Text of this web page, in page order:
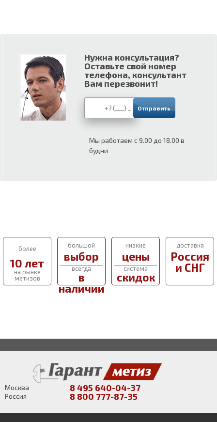
Нужна консультация?
Оставьте свой номер
телефона, консультант
Вам перезвонит!
Мы работаем с 9.00 до 18.00 в
будни
более
10 лет
на рынке
метизов
большой
выбор
всегда
в
наличии
низкие
цены
система
скидок
доставка
Россия
и СНГ
Москва 8 495 640-04-37
Россия 8 800 777-87-35